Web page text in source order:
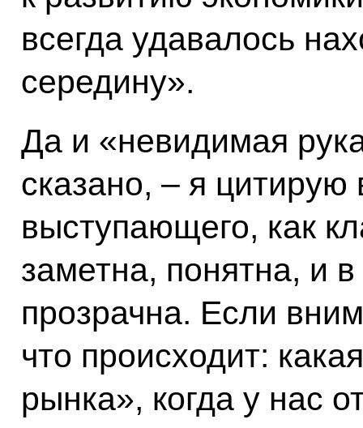
всегда удавалось
середину».
Да и «невидимая
сказано, – я
выступающего, как
заметна, понятна, и
прозрачна. Если
что происходит:
рынка», когда у нас